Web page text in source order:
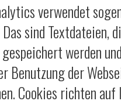
verwendet
Das sind Textdateien,
werden
Benutzung der
Cookies richten auf